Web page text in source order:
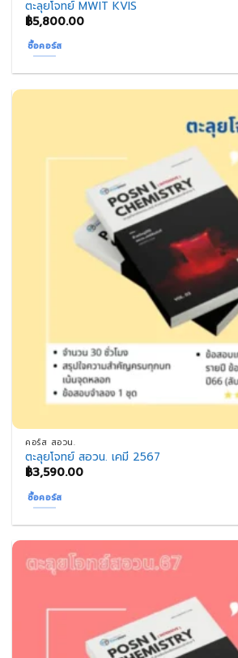
ตะลุยโจทย์ MWIT KVIS
฿5,800.00
ซื้อคอร์ส
คอร์ส สอวน.
ตะลุยโจทย์ สอวน. เคมี 2567
฿3,590.00
ซื้อคอร์ส